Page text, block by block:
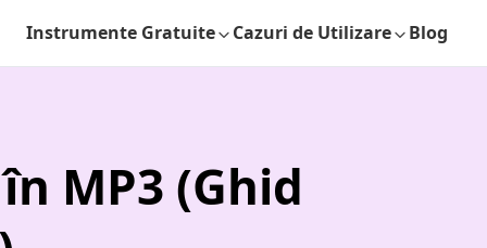
Instrumente Gratuite Cazuri de Utilizare Blog
MP3 (Ghid